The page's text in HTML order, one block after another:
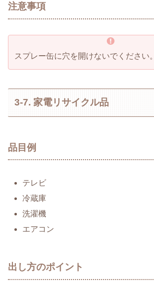
注意事項
スプレー缶に穴を開けないでください。
3-7. 家電リサイクル品
品目例
テレビ
冷蔵庫
洗濯機
エアコン
出し方のポイント